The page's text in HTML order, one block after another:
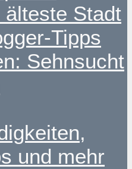
älteste Stadt
Tipps
Sehnsucht
und mehr